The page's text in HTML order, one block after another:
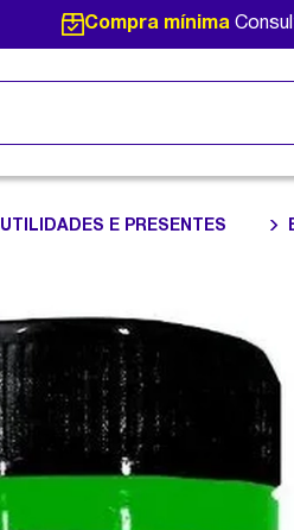
Compra mínima
UTILIDADES E PRESENTES